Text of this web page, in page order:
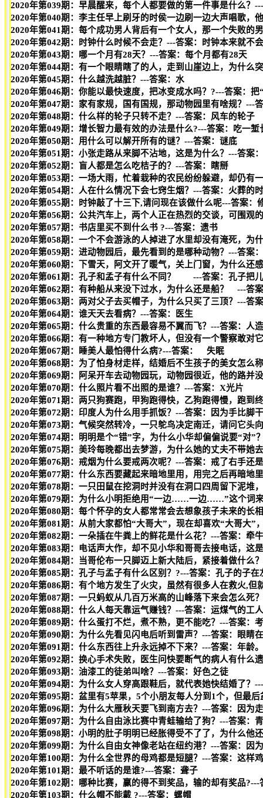
2020年第039期：早晨醒来，每个人都要做的第一件事是什么？
2020年第040期：李主任早上刷牙的时侯一边刷一边大声唱歌，
2020年第041期：每个成功男人背后有一个女人，那一个失败的
2020年第042期：时钟什么时候不会走？---答案：时钟本来就不
2020年第043期：哪一个月有28天？---答案：每个月都有28天
2020年第044期：有一个眼睛瞎了的人，走到山崖边上，为什么
2020年第045期：什么越洗越脏？---答案：水
2020年第046期：你能以最快速度，把冰变成水吗？?---答案：
2020年第047期：家有家规，国有国规，那动物园里有啥规？---
2020年第048期：什么样的轮子只转不走？---答案：风车的轮子
2020年第049期：增长智力最有效的办法是什么?---答案：吃一堑
2020年第050期：用什么可以解开所有的谜？---答案：谜底
2020年第051期：小张走路从来脚不沾地，这是为什么？---答案
2020年第052期：盲人都是怎么吃桔子的？---答案：瞎掰
2020年第053期：一场大雨，忙着栽种的农民纷纷躲避，却仍有
2020年第054期：人在什么情况下会七窍生烟？---答案：火葬的
2020年第055期：时钟敲了十三下,请问现在该做什么呢---答案：
2020年第056期：公共汽车上，两个人正在热烈的交谈，可围观
2020年第057期：书店里买不到什么书 ?---答案：遗书
2020年第058期：一个不会游泳的人掉进了水里却没有淹死，为
2020年第059期：进动物园后，最先看到的是哪种动物？---答案
2020年第060期：下雪天，阿文开了暖气，关上门窗，为什么还
2020年第061期：孔子和孟子有什么不同？ ---答案：孔子把
2020年第062期：有种船从来没下过水，为什么还是船？ ---答
2020年第063期：两对父子去买帽子，为什么只买了三顶？---答
2020年第064期：谁天天去看病？---答案：医生
2020年第065期：什么贵重的东西最容易不翼而飞？---答案：人
2020年第066期：有一种地方专门教坏人，但没有一个警察敢对
2020年第067期：睡美人最怕得什么病?---答案： 失眠
2020年第068期：为了怕身材走样，结婚后不生孩子的美女怎
2020年第069期：阿呆开车去动物园玩，动物园很近，他的路并
2020年第070期：什么照片看不出照的是谁？---答案：X光片
2020年第071期：两只狗赛跑，甲狗跑得快，乙狗跑得慢，跑到
2020年第072期：印度人为什么用手抓饭？---答案：因为手比脚
2020年第073期：气候突然转冷，一只鸵鸟决定南迁，请问它头
2020年第074期：明明是个“错”字，为什么小华却偏偏说要“对”
2020年第075期：美玲每晚都出去梦游，为什么她的丈夫不带她
2020年第076期：戒烟为什么要戒两次呢？---答案：戒了右手还
2020年第077期：什么东西要藏起来暗地里用，用完之后再暗地
2020年第078期：一只田鼠在挖洞时并没有在洞口四周留下泥堆
2020年第079期：为什么小明拒绝用“一边……一边……”这个词
2020年第080期：每个怀孕的女人都常常会去想象孩子未来的长
2020年第081期：从前大家都怕“大哥大”，现在却喜欢“大哥大”
2020年第082期：一朵插在牛粪上的鲜花是什么花？---答案：牵
2020年第083期：电话声大作，却不见小华和哥哥去接电话，这
2020年第084期：当哥伦布一只脚迈上新大陆后，紧接着做什么
2020年第085期：孔子与孟子有什么区别？?---答案：孔子的子
2020年第086期：有个地方发生了火灾，虽然有很多人在救火,
2020年第087期：一只蚂蚁从几百万米高的山峰落下来会怎么死
2020年第088期：什么人每天靠运气赚钱？---答案：运煤气的工
2020年第089期：什么蛋打不烂，煮不熟，更不能吃？---答案：
2020年第090期：为什么先看见闪电后听到雷声？---答案：眼睛
2020年第091期：什么东西往上升永远掉不下来？---答案：年龄。
2020年第092期：换心手术失败，医生问快要断气的病人有什么
2020年第093期：油漆工的徒弟叫啥？---答案：好色之徒
2020年第094期：为什么女人穿高跟鞋后，就代表她快结婚了？
2020年第095期：盆里有5苹果，5个小朋友每人分到1个，但最
2020年第096期：为什么大雁秋天要飞到南方去？---答案：因为
2020年第097期：为什么自由泳比赛中青蛙输给了狗？---答案：
2020年第098期：小明的肚子明明已经胀得受不了了，为什么他
2020年第099期：为什么自由女神像老站在纽约港？---答案：因
2020年第100期：为什么全世界的母鸡都是短腿？---答案：这样
2020年第101期：最不听话的是谁?---答案：聋子
2020年第102期：哪种比赛，赢的得不到奖品，输的却有奖品?---
2020年第103期：什么帽不能戴 ?---答案：螺帽